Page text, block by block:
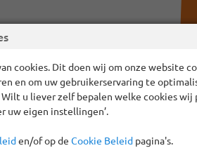
cookies. Dit doen wij om onze website
en om uw gebruikerservaring te
Wilt u liever zelf bepalen welke cookies wij
uw eigen instellingen’.
en/of op de Cookie Beleid pagina's.